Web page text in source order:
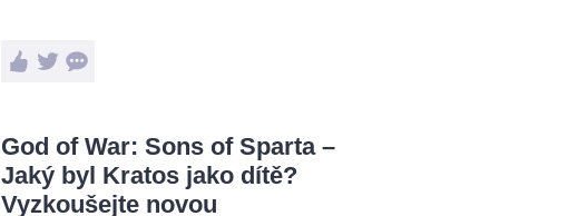
God of War: Sons of Sparta –
Jaký byl Kratos jako dítě?
Vyzkoušejte novou